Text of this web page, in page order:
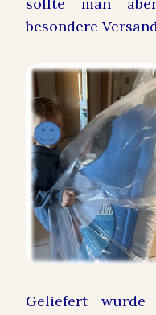
besondere
Geliefert wurde